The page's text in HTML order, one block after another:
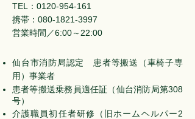
TEL：0120-954-161
携帯：080-1821-3997
​営業時間／6:00～22:00
仙台市消防局認定 患者等搬送（車椅子専
用）事業者
患者等搬送乗務員適任証（仙台消防局第308
号）
介護職員初任者研修（旧ホームヘルパー2